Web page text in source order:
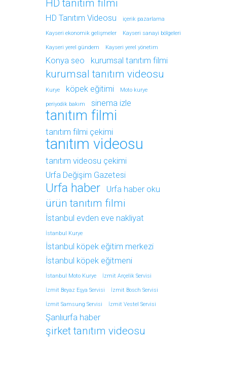
HD tanıtım filmi
HD Tanıtım Videosu içerik pazarlama
Kayseri ekonomik gelişmeler Kayseri sanayi bölgeleri
Kayseri yerel gündem Kayseri yerel yönetim
Konya seo kurumsal tanıtım filmi
kurumsal tanıtım videosu
Kurye köpek eğitimi Moto kurye
periyodik bakım sinema izle
tanıtım filmi
tanıtım filmi çekimi
tanıtım videosu
tanıtım videosu çekimi
Urfa Değişim Gazetesi
Urfa haber Urfa haber oku
ürün tanıtım filmi
İstanbul evden eve nakliyat
İstanbul Kurye
İstanbul köpek eğitim merkezi
İstanbul köpek eğitmeni
İstanbul Moto Kurye İzmit Arçelik Servisi
İzmit Beyaz Eşya Servisi İzmit Bosch Servisi
İzmit Samsung Servisi İzmit Vestel Servisi
Şanlıurfa haber
şirket tanıtım videosu